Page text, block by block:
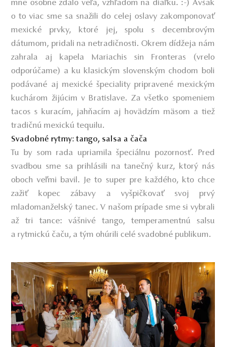
mne osobne zdalo veľa, vzhľadom na diaľku. :-) Avšak
o to viac sme sa snažili do celej oslavy zakomponovať
mexické prvky, ktoré jej, spolu s decembrovým
dátumom, pridali na netradičnosti. Okrem dídžeja nám
zahrala aj kapela Mariachis sin Fronteras (vrelo
odporúčame) a ku klasickým slovenským chodom boli
podávané aj mexické špeciality pripravené mexickým
kuchárom žijúcim v Bratislave. Za všetko spomeniem
tacos s kuracím, jahňacím aj hovädzím mäsom a tiež
tradičnú mexickú tequilu.
Svadobné rytmy: tango, salsa a čača
Tu by som rada upriamila špeciálnu pozornosť. Pred
svadbou sme sa prihlásili na tanečný kurz, ktorý nás
oboch veľmi bavil. Je to super pre každého, kto chce
zažiť kopec zábavy a vyšpičkovať svoj prvý
mladomanželský tanec. V našom prípade sme si vybrali
až tri tance: vášnivé tango, temperamentnú salsu
a rytmickú čaču, a tým ohúrili celé svadobné publikum.